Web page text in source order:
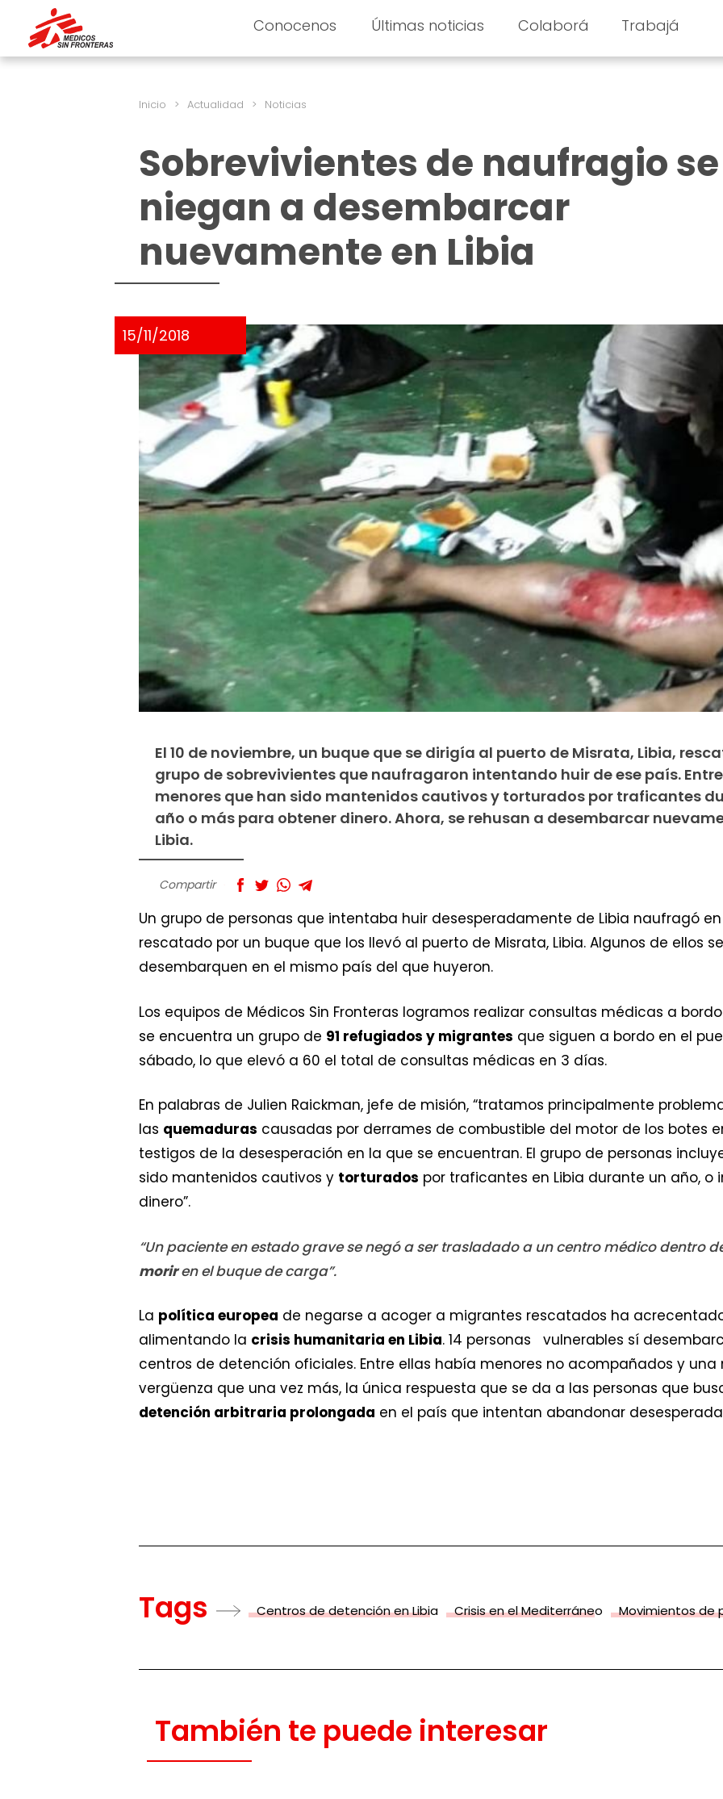
Conocenos Últimas noticias Colaborá Trabajá
Inicio > Actualidad > Noticias
Sobrevivientes de naufragio se
niegan a desembarcar
nuevamente en Libia
15/11/2018
El 10 de noviembre, un buque que se dirigía al puerto de Misrata, Libia,
grupo de sobrevivientes que naufragaron intentando huir de ese país.
menores que han sido mantenidos cautivos y torturados por traficantes
año o más para obtener dinero. Ahora, se rehusan a desembarcar
Libia.
Compartir
Un grupo de personas que intentaba huir desesperadamente de Libia naufragó
rescatado por un buque que los llevó al puerto de Misrata, Libia. Algunos de ellos
desembarquen en el mismo país del que huyeron.
Los equipos de Médicos Sin Fronteras logramos realizar consultas médicas a
se encuentra un grupo de 91 refugiados y migrantes que siguen a bordo en el
sábado, lo que elevó a 60 el total de consultas médicas en 3 días.
En palabras de Julien Raickman, jefe de misión, “tratamos principalmente
las quemaduras causadas por derrames de combustible del motor de los botes
testigos de la desesperación en la que se encuentran. El grupo de personas
sido mantenidos cautivos y torturados por traficantes en Libia durante un año, o
dinero”.
“Un paciente en estado grave se negó a ser trasladado a un centro médico dentro
moriren el buque de carga”.
La política europea de negarse a acoger a migrantes rescatados ha
alimentando la crisis humanitaria en Libia. 14 personas vulnerables sí
centros de detención oficiales. Entre ellas había menores no acompañados y una
vergüenza que una vez más, la única respuesta que se da a las personas que
detención arbitraria prolongada en el país que intentan abandonar
Tags Centros de detención en Libia Crisis en el Mediterráneo Movimientos de
También te puede interesar